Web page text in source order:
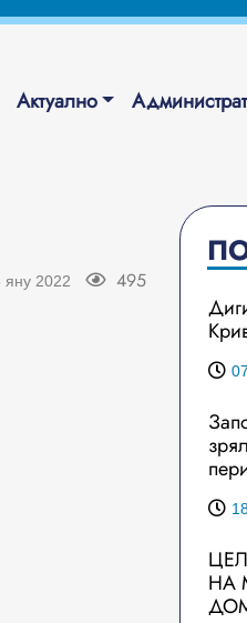
Актуално
яну 2022 495
НА